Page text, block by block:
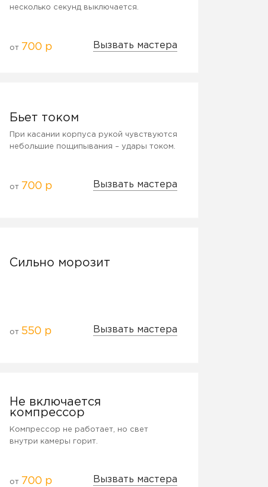
несколько секунд выключается.
от 700 р Вызвать мастера
Бьет током
При касании корпуса рукой чувствуются
небольшие пощипывания – удары током.
от 700 р Вызвать мастера
Сильно морозит
от 550 р Вызвать мастера
Не включается
компрессор
Компрессор не работает, но свет
внутри камеры горит.
от 700 р Вызвать мастера